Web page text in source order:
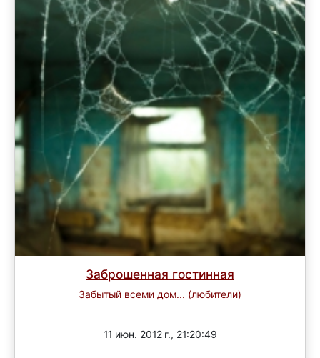
Заброшенная гостинная
Забытый всеми дом... (любители)
11 июн. 2012 г., 21:20:49